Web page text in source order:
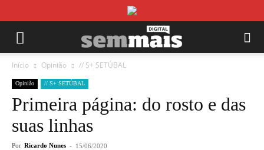
Início Opinião // S+ SETÚBAL
Opinião // S+ SETÚBAL
Primeira página: do rosto e das
suas linhas
Por Ricardo Nunes - 15/06/2020